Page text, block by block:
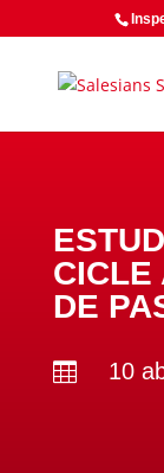
CICLE
DE
 10